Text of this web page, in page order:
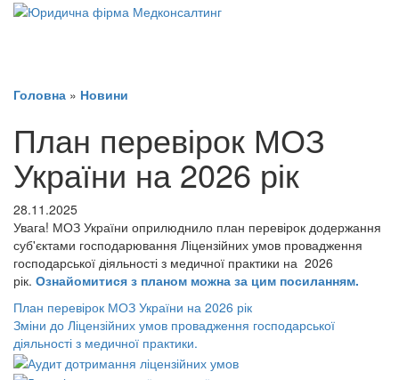
Головна » Новини
План перевірок МОЗ
України на 2026 рік
28.11.2025
Увага! МОЗ України оприлюднило план перевірок додержання
суб'єктами господарювання Ліцензійних умов провадження
господарської діяльності з медичної практики на 2026
рік. Ознайомитися з планом можна за цим посиланням.
План перевірок МОЗ України на 2026 рік
Зміни до Ліцензійних умов провадження господарської
діяльності з медичної практики.